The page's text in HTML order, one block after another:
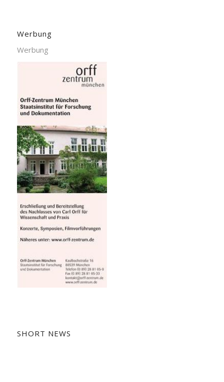
Werbung
Werbung
SHORT NEWS